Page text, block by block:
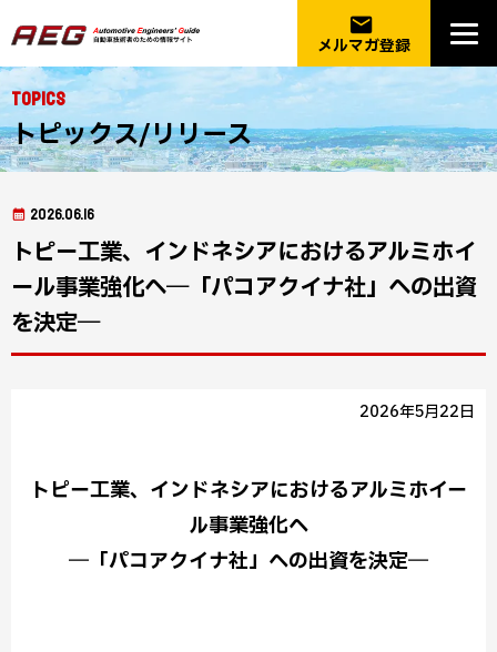
email
メルマガ登録
Topics
トピックス/リリース
2026.06.16
トピー工業、インドネシアにおけるアルミホイ
ール事業強化へ―「パコアクイナ社」への出資
を決定―
2026年5月22日
トピー工業、インドネシアにおけるアルミホイー
ル事業強化へ
―「パコアクイナ社」への出資を決定―